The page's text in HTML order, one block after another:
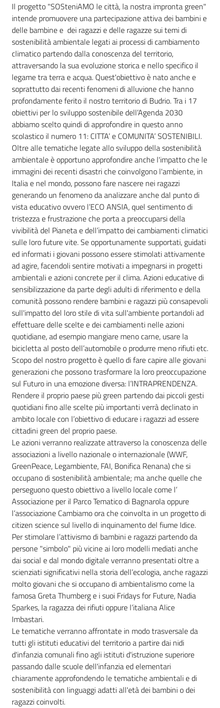
Assemblea
legislativa
Assemblea
Attività
Argomenti
Per i media
Per i cittadini
Il progetto "SOSteniAMO le città, la nostra impronta green"
intende promuovere una partecipazione attiva dei bambini e
delle bambine e dei ragazzi e delle ragazze sui temi di
sostenibilità ambientale legati ai processi di cambiamento
climatico partendo dalla conoscenza del territorio,
attraversando la sua evoluzione storica e nello specifico il
legame tra terra e acqua. Quest'obiettivo è nato anche e
soprattutto dai recenti fenomeni di alluvione che hanno
profondamente ferito il nostro territorio di Budrio. Tra i 17
obiettivi per lo sviluppo sostenibile dell’Agenda 2030
abbiamo scelto quindi di approfondire in questo anno
scolastico il numero 11: CITTA’ e COMUNITA’ SOSTENIBILI.
Oltre alle tematiche legate allo sviluppo della sostenibilità
ambientale è opportuno approfondire anche l'impatto che le
immagini dei recenti disastri che coinvolgono l'ambiente, in
Italia e nel mondo, possono fare nascere nei ragazzi
generando un fenomeno da analizzare anche dal punto di
vista educativo ovvero l’ECO ANSIA, quel sentimento di
tristezza e frustrazione che porta a preoccuparsi della
vivibilità del Pianeta e dell’impatto dei cambiamenti climatici
sulle loro future vite. Se opportunamente supportati, guidati
ed informati i giovani possono essere stimolati attivamente
ad agire, facendoli sentire motivati a impegnarsi in progetti
ambientali e azioni concrete per il clima. Azioni educative di
sensibilizzazione da parte degli adulti di riferimento e della
comunità possono rendere bambini e ragazzi più consapevoli
sull'impatto del loro stile di vita sull'ambiente portandoli ad
effettuare delle scelte e dei cambiamenti nelle azioni
quotidiane, ad esempio mangiare meno carne, usare la
bicicletta al posto dell’automobile o produrre meno rifiuti etc.
Scopo del nostro progetto è quello di fare capire alle giovani
generazioni che possono trasformare la loro preoccupazione
sul Futuro in una emozione diversa: l’INTRAPRENDENZA.
Rendere il proprio paese più green partendo dai piccoli gesti
quotidiani fino alle scelte più importanti verrà declinato in
ambito locale con l’obiettivo di educare i ragazzi ad essere
cittadini green del proprio paese.
Le azioni verranno realizzate attraverso la conoscenza delle
associazioni a livello nazionale o internazionale (WWF,
GreenPeace, Legambiente, FAI, Bonifica Renana) che si
occupano di sostenibilità ambientale; ma anche quelle che
perseguono questo obiettivo a livello locale come l’
Associazione per il Parco Tematico di Bagnarola oppure
l’associazione Cambiamo ora che coinvolta in un progetto di
citizen science sul livello di inquinamento del fiume Idice.
Per stimolare l’attivismo di bambini e ragazzi partendo da
persone "simbolo" più vicine ai loro modelli mediati anche
dai social e dal mondo digitale verranno presentati oltre a
scienziati significativi nella storia dell’ecologia, anche ragazzi
molto giovani che si occupano di ambientalismo come la
famosa Greta Thumberg e i suoi Fridays for Future, Nadia
Sparkes, la ragazza dei rifiuti oppure l’italiana Alice
Imbastari.
Le tematiche verranno affrontate in modo trasversale da
tutti gli istituti educativi del territorio a partire dai nidi
d'infanzia comunali fino agli istituti d'istruzione superiore
passando dalle scuole dell'infanzia ed elementari
chiaramente approfondendo le tematiche ambientali e di
sostenibilità con linguaggi adatti all'età dei bambini o dei
ragazzi coinvolti.